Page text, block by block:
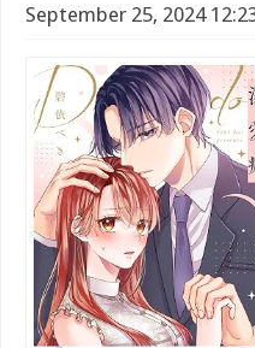
September 25, 2024